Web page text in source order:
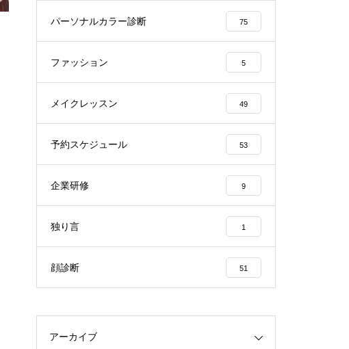
パーソナルカラー診断 75
ファッション 5
メイクレッスン 49
予約スケジュール 53
企業研修 9
独り言 1
顔診断 51
アーカイブ